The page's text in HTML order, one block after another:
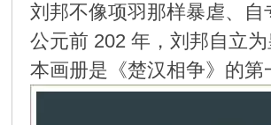
刘邦不像项羽那样暴虐、
公元前 202 年，刘邦自立
本画册是《楚汉相争》的第